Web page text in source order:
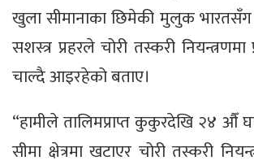
खुला सीमानाका छिमेकी मुलुक
सशस्त्र प्रहरले चोरी तस्करी
चाल्दै आइरहेको बताए।
“हामीले तालिमप्राप्त कुकुरदेखि २४ औँ
सीमा क्षेत्रमा खटाएर चोरी तस्करी